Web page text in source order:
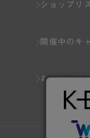
3.
（
ショップリ
開催中のキ
おすすめ特